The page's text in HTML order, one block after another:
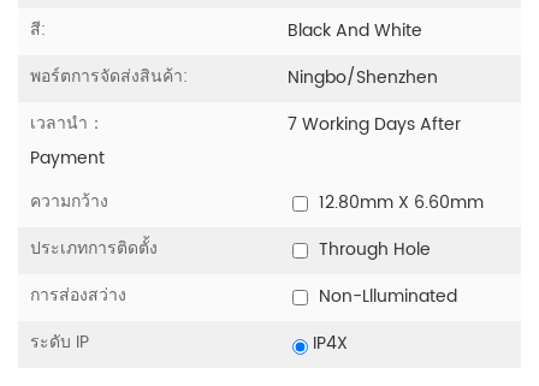
สี:
Black And White
พอร์ตการจัดส่งสินค้า:
Ningbo/Shenzhen
เวลานำ：
7 Working Days After
Payment
ความกว้าง
12.80mm X 6.60mm
ประเภทการติดตั้ง
Through Hole
การส่องสว่าง
Non-Llluminated
ระดับ IP
IP4X